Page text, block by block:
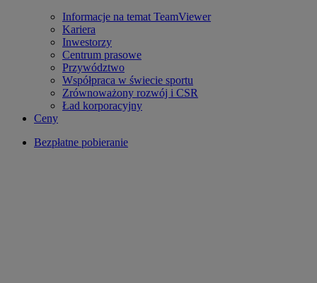
Informacje na temat TeamViewer
Kariera
Inwestorzy
Centrum prasowe
Przywództwo
Współpraca w świecie sportu
Zrównoważony rozwój i CSR
Ład korporacyjny
Ceny
Bezpłatne pobieranie